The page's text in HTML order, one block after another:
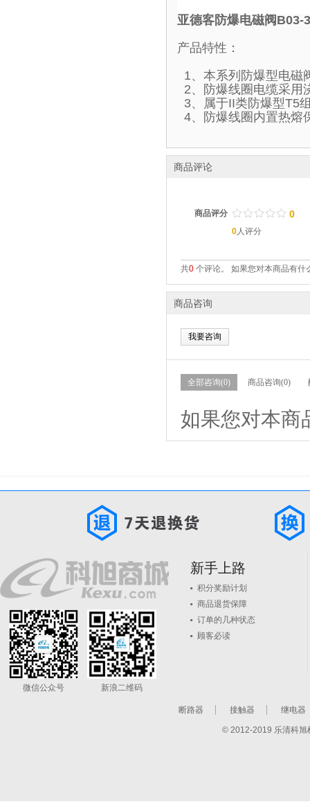
亚德客防爆电磁阀B03-
产品特性：
1、本系列防爆型电磁
2、防爆线圈电缆采用
3、属于II类防爆型T5
4、防爆线圈内置热熔
商品评论
商品评分 / / / / /
. . . . . 0
0人评分
共0 个评论。 如果您对本商品有什
商品咨询
我要咨询
全部咨询(0) 商品咨询(0)
如果您对本商
微信公众号 新浪二维码
新手上路
积分奖励计划
商品退货保障
订单的几种状态
顾客必读
断路器 接触器 继电器
© 2012-2019 乐清科旭